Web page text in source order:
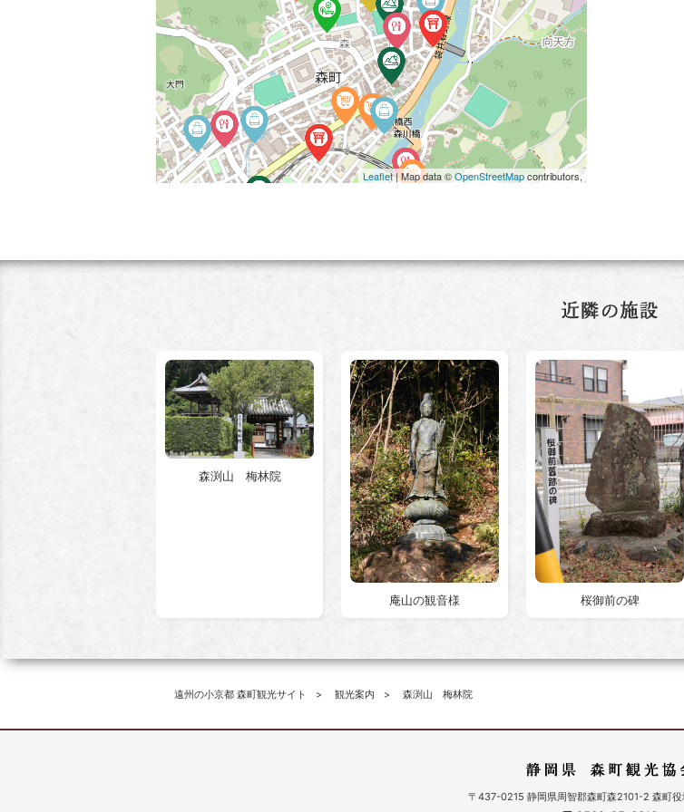
Leaflet| Map data ©OpenStreetMapcontributors,
森渕山 梅林院
庵山の観音様 桜御前の碑
遠州の小京都 森町観光サイト 観光案内 森渕山 梅林院
〒437-0215 静岡県周智郡森町森2101-2 森町役